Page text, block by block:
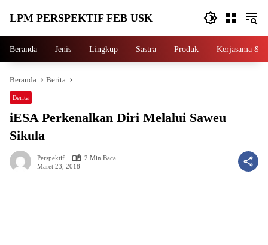
LPM PERSPEKTIF FEB USK
Beranda Jenis Lingkup Sastra Produk Kerjasama &
Beranda Berita
Berita
iESA Perkenalkan Diri Melalui Saweu
Sikula
Perspektif
2 Min Baca
Maret 23, 2018